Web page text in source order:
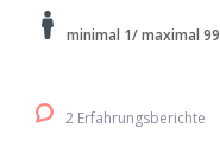
minimal 1/ maximal 99
2 Erfahrungsberichte